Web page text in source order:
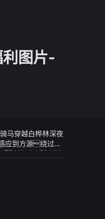
图片-
马穿越白桦林深夜
应到方源绕过万
中国【手机中国
据该博主的爆料
版本下天玑93
发科可能采用通
3 4架构gpu则
跑分情况他表
真传速度越来越
永远的牵绊
变化而变幻莫测,
过这样的方式恢